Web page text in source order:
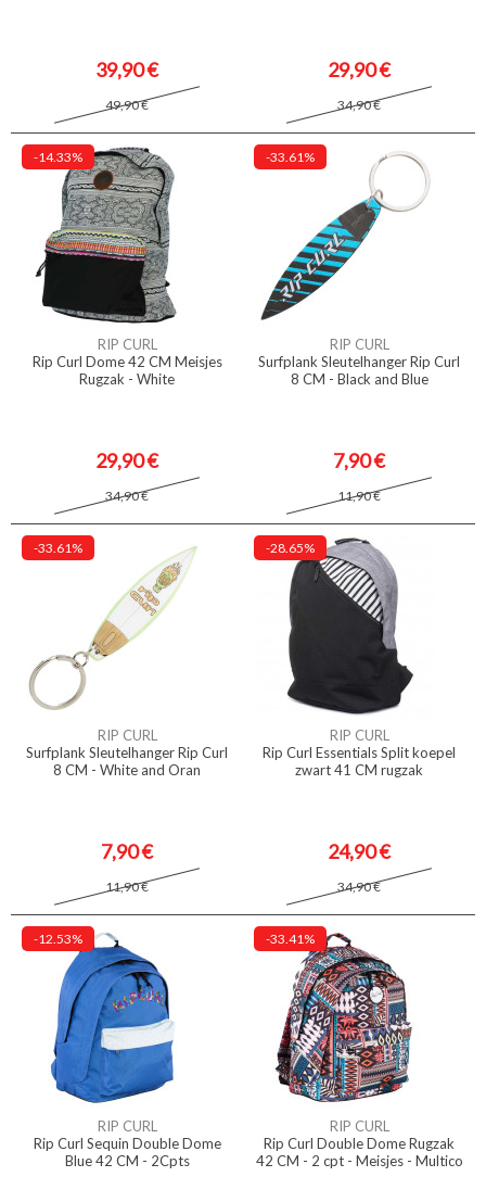
39,90 €
49,90 €
29,90 €
34,90 €
-14.33%
RIP CURL
Rip Curl Dome 42 CM Meisjes
Rugzak - White
29,90 €
34,90 €
-33.61%
RIP CURL
Surfplank Sleutelhanger Rip Curl
8 CM - Black and Blue
7,90 €
11,90 €
-33.61%
RIP CURL
Surfplank Sleutelhanger Rip Curl
8 CM - White and Oran
7,90 €
11,90 €
-28.65%
RIP CURL
Rip Curl Essentials Split koepel
zwart 41 CM rugzak
24,90 €
34,90 €
-12.53%
RIP CURL
Rip Curl Sequin Double Dome
Blue 42 CM - 2Cpts
-33.41%
RIP CURL
Rip Curl Double Dome Rugzak
42 CM - 2 cpt - Meisjes - Multico